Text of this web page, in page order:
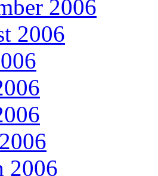
2006
2006
2006